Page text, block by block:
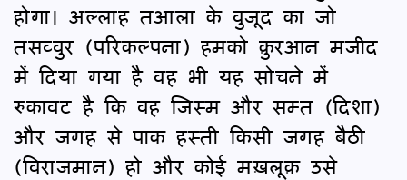
होगा। अल्लाह तआला के वुजूद का जो
तसव्वुर (परिकल्पना) हमको क़ुरआन मजीद
में दिया गया है वह भी यह सोचने में
रुकावट है कि वह जिस्म और सम्त (दिशा)
और जगह से पाक हस्ती किसी जगह बैठी
(विराजमान) हो और कोई मख़लूक़ उसे